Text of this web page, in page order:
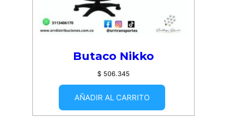
Butaco Nikko
$ 506.345
AÑADIR AL CARRITO